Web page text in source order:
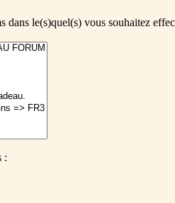
dans le(s)quel(s) vous souhaitez
: